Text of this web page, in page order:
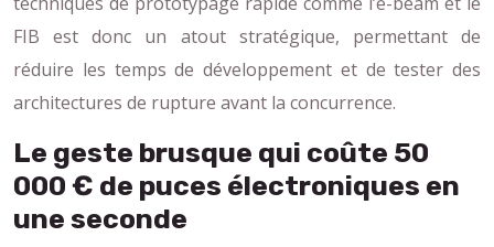
FIB est donc un atout stratégique, permettant de
réduire les temps de développement et de tester des
architectures de rupture avant la concurrence.
Le geste brusque qui coûte 50
000 € de puces électroniques en
une seconde